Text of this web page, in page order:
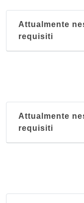
Attualmente
requisiti
Attualmente
requisiti